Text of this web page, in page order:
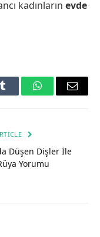
kadınların evde
Tumblr WhatsAppEmail
Düşen Dişler İle
Yorumu